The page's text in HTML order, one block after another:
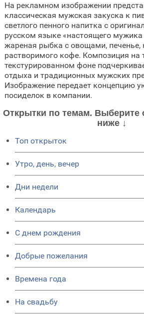
На рекламном изображении
классическая мужская закуска к
светлого пенного напитка с
русском языке «настоящего
жареная рыбка с овощами, печенье,
растворимого кофе. Композиция на
текстурированном фоне
отдыха и традиционных мужских
Изображение передает концепцию
посиделок в компании.
Открытки по темам. Выберите
ниже ↓
Топ открыток
Утро, день, вечер
Дни недели
Календарь
C днем рождения
Добрые пожелания
Времена года
На свадьбу